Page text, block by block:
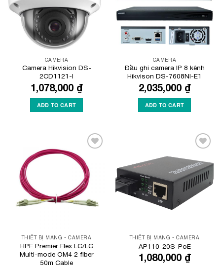
CAMERA
Camera Hikvision DS-
2CD1121-I
1,078,000 ₫
ADD TO CART
CAMERA
Đầu ghi camera IP 8 kênh
Hikvison DS-7608NI-E1
2,035,000 ₫
ADD TO CART
Wishlist
THIẾT BỊ MẠNG - CAMERA
HPE Premier Flex LC/LC
Multi-mode OM4 2 fiber
50m Cable
Wishlist
THIẾT BỊ MẠNG - CAMERA
AP110-20S-PoE
1,080,000 ₫